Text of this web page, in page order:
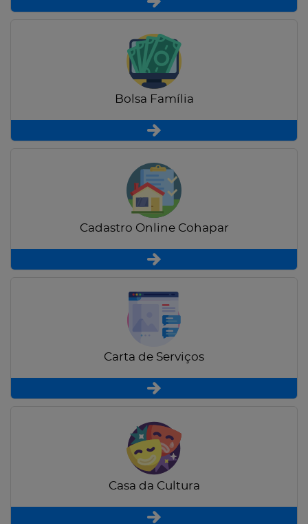
Bolsa Família
Cadastro Online Cohapar
Carta de Serviços
Casa da Cultura